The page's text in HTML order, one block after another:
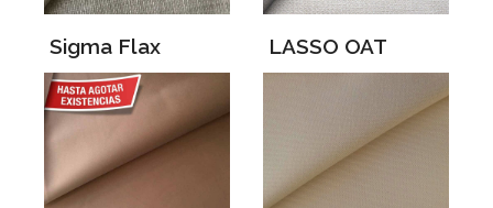
Sigma Flax LASSO OAT